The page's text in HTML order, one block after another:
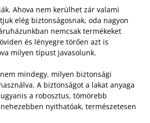
Ahova nem kerülhet zár valami
elég biztonságosnak, oda nagyon
nemcsak termékeket
és lényegre törően azt is
milyen típust javasolunk.
mindegy, milyen biztonsági
A biztonságot a lakat anyaga
a robosztus, tömörebb
nyithatóak, természetesen